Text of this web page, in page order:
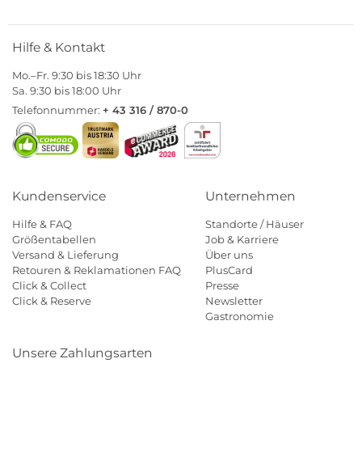
Hilfe & Kontakt
Mo.–Fr. 9:30 bis 18:30 Uhr
Sa. 9:30 bis 18:00 Uhr
Telefonnummer: + 43 316 / 870-0
Kundenservice
Hilfe & FAQ
Größentabellen
Versand & Lieferung
Retouren & Reklamationen FAQ
Click & Collect
Click & Reserve
Unternehmen
Standorte / Häuser
Job & Karriere
Über uns
PlusCard
Presse
Newsletter
Gastronomie
Unsere Zahlungsarten